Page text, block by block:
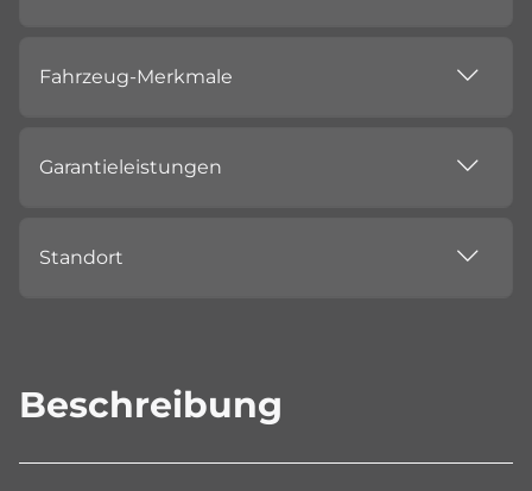
Fahrzeug-Merkmale
Garantieleistungen
Standort
Beschreibung